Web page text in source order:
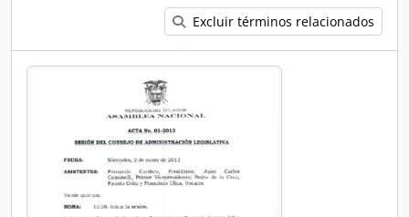
Excluir términos relacionados